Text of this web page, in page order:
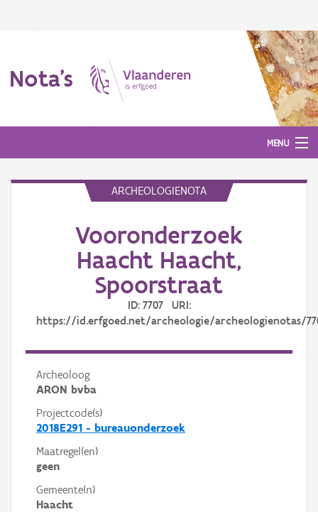
Nota's
MENU
ARCHEOLOGIENOTA
Vooronderzoek
Haacht Haacht,
Spoorstraat
ID: 7707 URI:
https://id.erfgoed.net/archeologie/archeologienotas/
Archeoloog
ARON bvba
Projectcode(s)
2018E291 - bureauonderzoek
Maatregel(en)
geen
Gemeente(n)
Haacht